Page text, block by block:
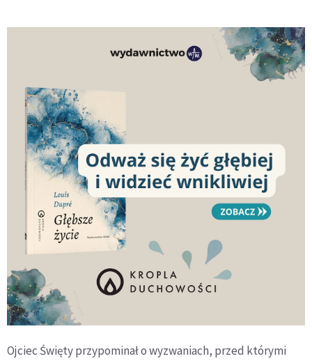
Ojciec Święty przypominał o wyzwaniach, przed którymi